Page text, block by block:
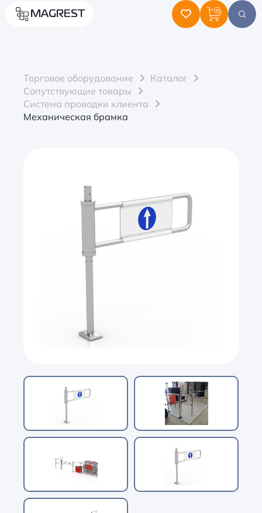
MAGREST
Торговое оборудование
Каталог
Сопутствующие товары
Система проводки клиента
Механическая брамка